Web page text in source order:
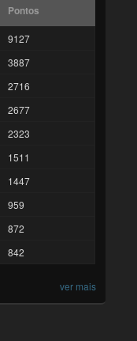
Pontos
9127
3887
2716
2677
2323
1511
1447
959
872
842
ver mais